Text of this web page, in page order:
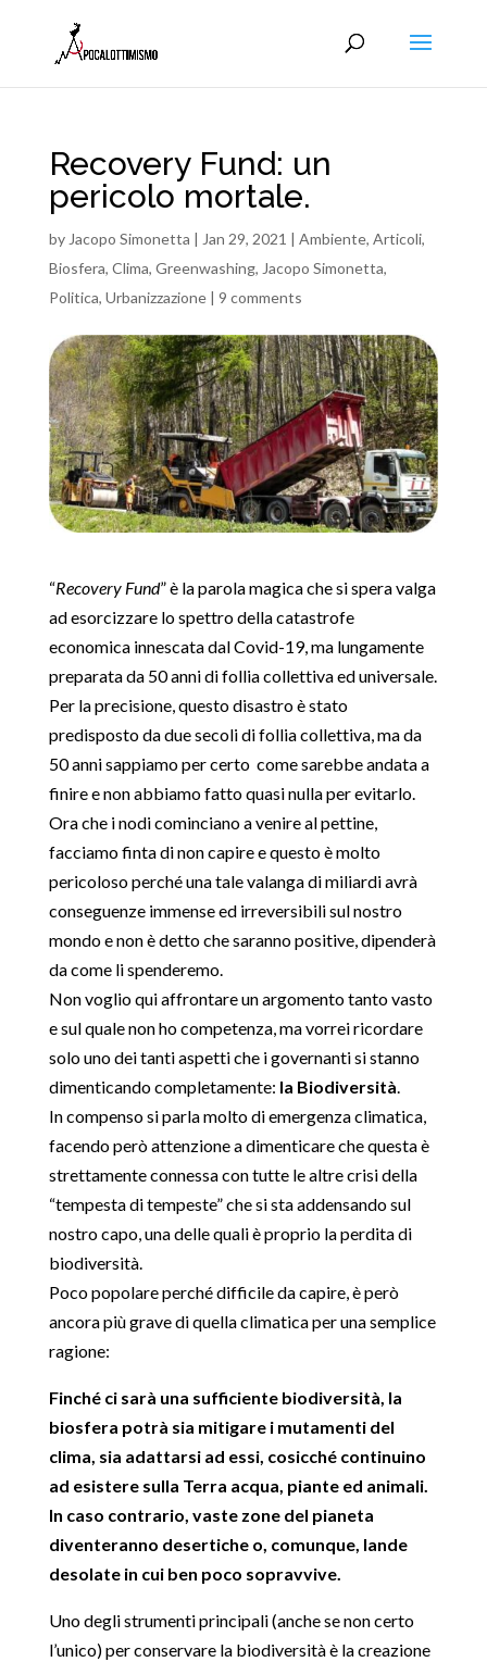
Recovery Fund: un
pericolo mortale.
by Jacopo Simonetta | Jan 29, 2021 | Ambiente, Articoli,
Biosfera, Clima, Greenwashing, Jacopo Simonetta,
Politica, Urbanizzazione| 9 comments
“Recovery Fund” è la parola magica che si spera valga
ad esorcizzare lo spettro della catastrofe
economica innescata dal Covid-19, ma lungamente
preparata da 50 anni di follia collettiva ed universale.
Per la precisione, questo disastro è stato
predisposto da due secoli di follia collettiva, ma da
50 anni sappiamo per certo come sarebbe andata a
finire e non abbiamo fatto quasi nulla per evitarlo.
Ora che i nodi cominciano a venire al pettine,
facciamo finta di non capire e questo è molto
pericoloso perché una tale valanga di miliardi avrà
conseguenze immense ed irreversibili sul nostro
mondo e non è detto che saranno positive, dipenderà
da come li spenderemo.
Non voglio qui affrontare un argomento tanto vasto
e sul quale non ho competenza, ma vorrei ricordare
solo uno dei tanti aspetti che i governanti si stanno
dimenticando completamente: la Biodiversità.
In compenso si parla molto di emergenza climatica,
facendo però attenzione a dimenticare che questa è
strettamente connessa con tutte le altre crisi della
“tempesta di tempeste” che si sta addensando sul
nostro capo, una delle quali è proprio la perdita di
biodiversità.
Poco popolare perché difficile da capire, è però
ancora più grave di quella climatica per una semplice
ragione:
Finché ci sarà una sufficiente biodiversità, la
biosfera potrà sia mitigare i mutamenti del
clima, sia adattarsi ad essi, cosicché continuino
ad esistere sulla Terra acqua, piante ed animali.
In caso contrario, vaste zone del pianeta
diventeranno desertiche o, comunque, lande
desolate in cui ben poco sopravvive.
Uno degli strumenti principali (anche se non certo
l’unico) per conservare la biodiversità è la creazione